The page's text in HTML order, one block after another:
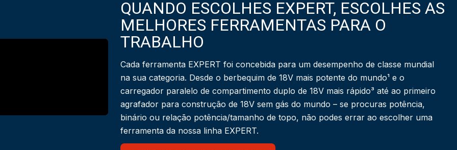
QUANDO ESCOLHES EXPERT, ESCOLHES AS
MELHORES FERRAMENTAS PARA O
TRABALHO
Cada ferramenta EXPERT foi concebida para um desempenho de classe mundial
na sua categoria. Desde o berbequim de 18V mais potente do mundo¹ e o
carregador paralelo de compartimento duplo de 18V mais rápido³ até ao primeiro
agrafador para construção de 18V sem gás do mundo – se procuras potência,
binário ou relação potência/tamanho de topo, não podes errar ao escolher uma
ferramenta da nossa linha EXPERT.